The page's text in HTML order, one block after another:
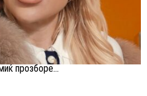
прозборе...